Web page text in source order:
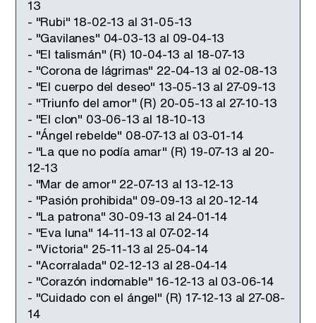
13
- "Rubi" 18-02-13 al 31-05-13
- "Gavilanes" 04-03-13 al 09-04-13
- "El talismán" (R) 10-04-13 al 18-07-13
- "Corona de lágrimas" 22-04-13 al 02-08-13
- "El cuerpo del deseo" 13-05-13 al 27-09-13
- "Triunfo del amor" (R) 20-05-13 al 27-10-13
- "El clon" 03-06-13 al 18-10-13
- "Ángel rebelde" 08-07-13 al 03-01-14
- "La que no podía amar" (R) 19-07-13 al 20-
12-13
- "Mar de amor" 22-07-13 al 13-12-13
- "Pasión prohibida" 09-09-13 al 20-12-14
- "La patrona" 30-09-13 al 24-01-14
- "Eva luna" 14-11-13 al 07-02-14
- "Victoria" 25-11-13 al 25-04-14
- "Acorralada" 02-12-13 al 28-04-14
- "Corazón indomable" 16-12-13 al 03-06-14
- "Cuidado con el ángel" (R) 17-12-13 al 27-08-
14